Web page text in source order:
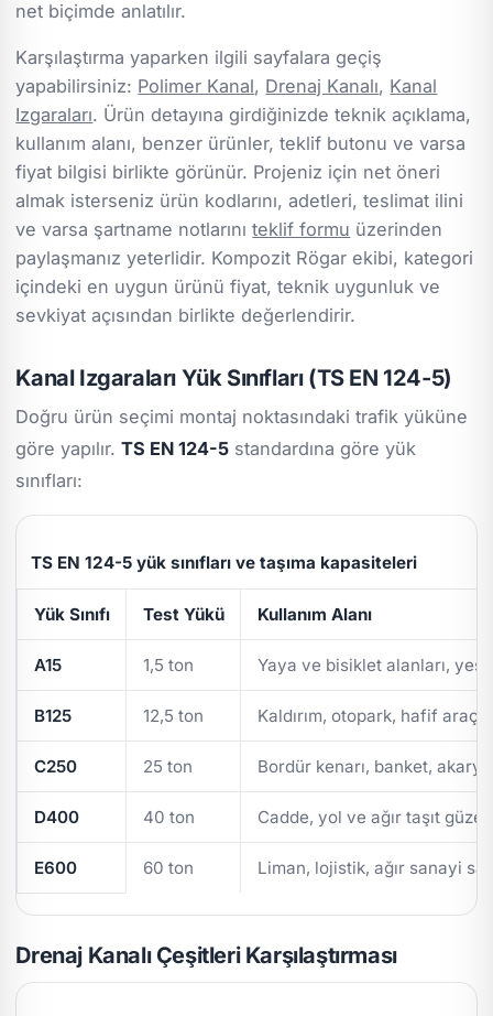
net biçimde anlatılır.
Karşılaştırma yaparken ilgili sayfalara geçiş
yapabilirsiniz: Polimer Kanal, Drenaj Kanalı, Kanal
Izgaraları. Ürün detayına girdiğinizde teknik açıklama,
kullanım alanı, benzer ürünler, teklif butonu ve varsa
fiyat bilgisi birlikte görünür. Projeniz için net öneri
almak isterseniz ürün kodlarını, adetleri, teslimat ilini
ve varsa şartname notlarınıteklif formu üzerinden
paylaşmanız yeterlidir. Kompozit Rögar ekibi, kategori
içindeki en uygun ürünü fiyat, teknik uygunluk ve
sevkiyat açısından birlikte değerlendirir.
Kanal Izgaraları Yük Sınıfları (TS EN 124-5)
Doğru ürün seçimi montaj noktasındaki trafik yüküne
göre yapılır.TS EN 124-5 standardına göre yük
sınıfları:
TS EN 124-5 yük sınıfları ve taşıma kapasiteleri
Yük Sınıfı Test Yükü Kullanım Alanı
A15 1,5 ton Yaya ve bisiklet alanları,
B125 12,5 ton Kaldırım, otopark, hafif araç
C250 25 ton Bordür kenarı, banket,
D400 40 ton Cadde, yol ve ağır taşıt
E600 60 ton Liman, lojistik, ağır sanayi
Drenaj Kanalı Çeşitleri Karşılaştırması